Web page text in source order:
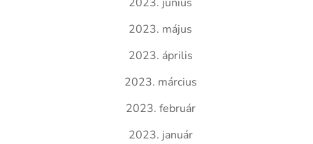
2023. május
2023. április
2023. március
2023. február
2023. január